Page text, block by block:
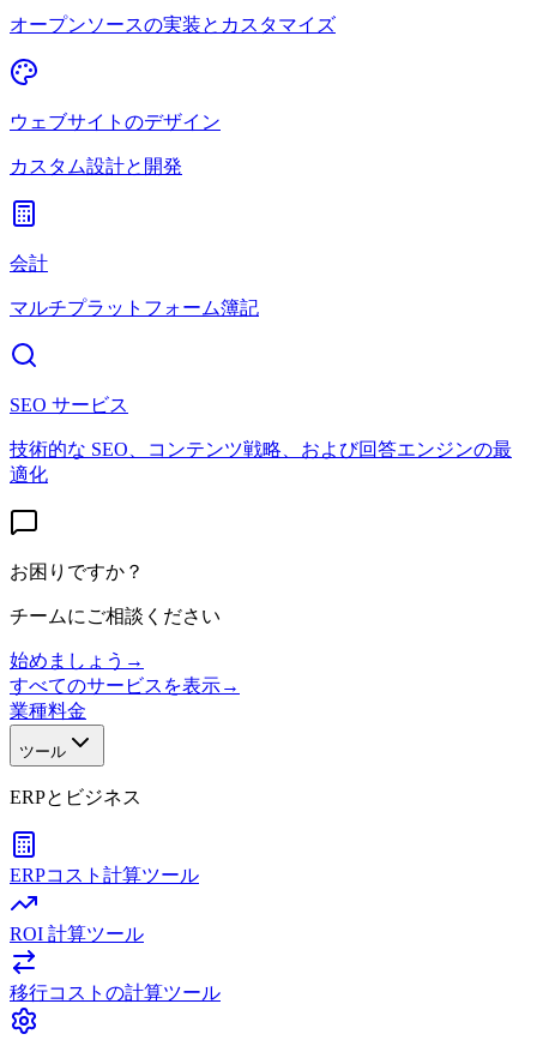
オープンソースの実装とカスタマイズ
ウェブサイトのデザイン
カスタム設計と開発
会計
マルチプラットフォーム簿記
SEO サービス
技術的な SEO、コンテンツ戦略、および回答エンジンの最
適化
お困りですか？
チームにご相談ください
始めましょう →
すべてのサービスを表示→
業種料金
ツール
ERPとビジネス
ERPコスト計算ツール
ROI 計算ツール
移行コストの計算ツール